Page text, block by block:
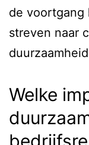
de voortgang
streven naar
Welke